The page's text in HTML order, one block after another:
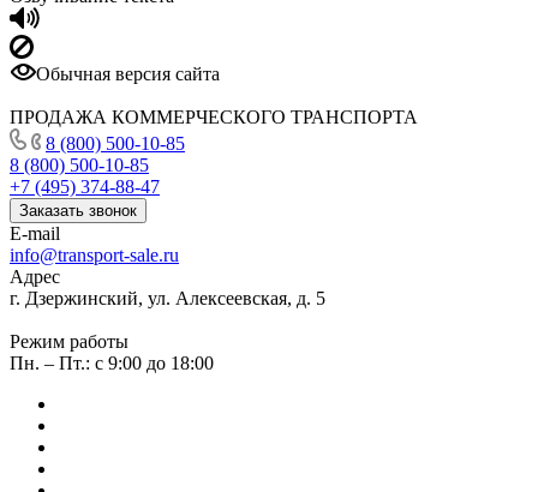
Обычная версия сайта
ПРОДАЖА КОММЕРЧЕСКОГО ТРАНСПОРТА
8 (800) 500-10-85
8 (800) 500-10-85
+7 (495) 374-88-47
Заказать звонок
E-mail
info@transport-sale.ru
Адрес
г. Дзержинский, ул. Алексеевская, д. 5
Режим работы
Пн. – Пт.: с 9:00 до 18:00